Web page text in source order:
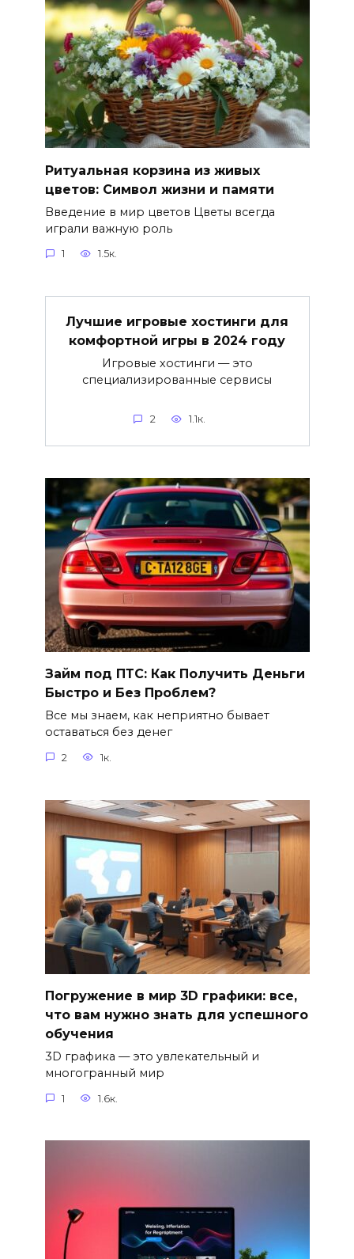
Ритуальная корзина из живых
цветов: Символ жизни и памяти
Введение в мир цветов Цветы всегда
играли важную роль
1 1.5к.
Лучшие игровые хостинги для
комфортной игры в 2024 году
Игровые хостинги — это
специализированные сервисы
2 1.1к.
Займ под ПТС: Как Получить Деньги
Быстро и Без Проблем?
Все мы знаем, как неприятно бывает
оставаться без денег
2 1к.
Погружение в мир 3D графики: все,
что вам нужно знать для успешного
обучения
3D графика — это увлекательный и
многогранный мир
1 1.6к.